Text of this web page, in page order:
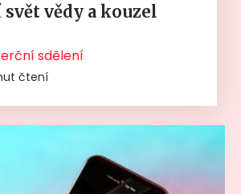
vědy a kouzel
sdělení
čtení